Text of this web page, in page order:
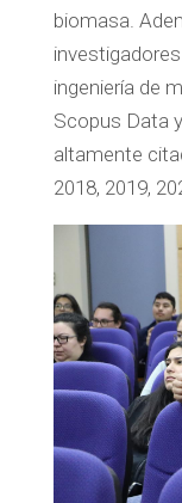
biomasa.
ingeniería de
Scopus Data
altamente
2018, 2019,